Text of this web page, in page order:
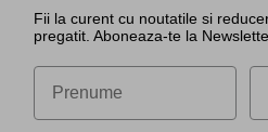
Fii la curent cu noutatile si
pregatit. Aboneaza-te la